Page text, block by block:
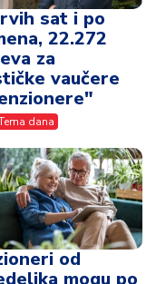
sat i po
22.272
za
vaučere
dana
od
mogu po